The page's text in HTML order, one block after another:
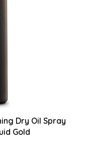
Dry Oil Spray
Gold